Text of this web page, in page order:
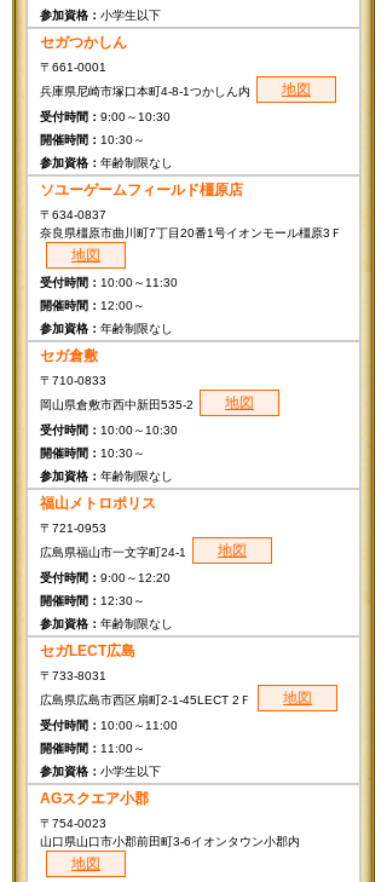
小学生以下
セガつかしん
〒661-0001
兵庫県尼崎市塚口本町4-8-1つかしん内
地図
9:00～10:30
10:30～
年齢制限なし
ソユーゲームフィールド橿原店
〒634-0837
奈良県橿原市曲川町7丁目20番1号イオンモール橿原3Ｆ
地図
10:00～11:30
12:00～
年齢制限なし
セガ倉敷
〒710-0833
岡山県倉敷市西中新田535-2
地図
10:00～10:30
10:30～
年齢制限なし
福山メトロポリス
〒721-0953
広島県福山市一文字町24-1
地図
9:00～12:20
12:30～
年齢制限なし
セガLECT広島
〒733-8031
広島県広島市西区扇町2-1-45LECT 2Ｆ
地図
10:00～11:00
11:00～
小学生以下
AGスクエア小郡
〒754-0023
山口県山口市小郡前田町3-6イオンタウン小郡内
地図